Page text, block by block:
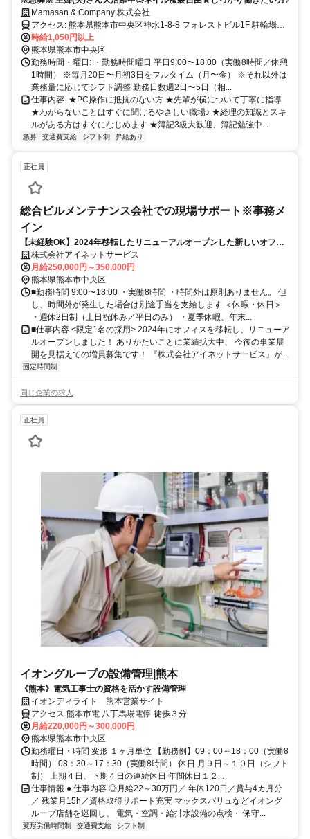
Mamasan & Company 株式会社
アクセス: 熊本県熊本市中央区神水1-8-8 フォレストビル1F 駐輪場あ
り バス停留所「県庁前」または「北窪」より徒歩3分 市電｢八丁馬場
駅｣より徒歩5分 ｢商業高校前駅｣より徒歩10分 給与: ◆昇給あり ◆交
通費一部支給(1日往復300円まで) ◆研修あり 一人ひとりの頑張りに
応じて昇給もあります◎ 経験関係なく給与UP可能なので 「収入を増
やしたい」 なんて方はこの機会にぜひご応募ください！
時給1,050円以上
熊本県熊本市中央区
勤務時間・曜日: ・勤務時間曜日 平日9:00〜18:00（実働8時間／休憩
1時間） ※毎月20日〜月初3日をフルタイム（月〜金） ※それ以外は
業務量に応じてシフト調整 勤務日数週2日〜5日（相...
仕事内容: ★PC操作に抵抗のない方 ★先輩が横について丁寧に指導
★わからないことはすぐに聞けるやさしい職場♪ ★経理の知識とスキ
ルがある方はすぐになじめます ★簿記3級大歓迎、簿記勉強中...
急募 交通費支給 シフト制 昇給あり
正社員
総合ビルメンテナンス会社での現場サポート※事務メ
イン
【未経験OK】2024年移転したリニューアルオープンした新しいオフィ
スで働いてみませんか？
株式会社アイネットサービス
月給250,000円～350,000円
熊本県熊本市中央区
■勤務時間 9:00〜18:00 ・実働8時間 ・時間外は原則ありません。 但
し、時間外が発生した場合は別途手当を支給します ＜休暇・休日＞
・週休2日制（土日祝休み／平日のみ） ・夏季休暇、年末...
■仕事内容 <限定1名の採用> 2024年にオフィスを移転し、リニューア
ルオープンしました！ ありがたいことに業績拡大中、 今後の事業展
開を見据えての増員募集です！ 『株式会社アイネットサービス』が...
固定時間制
同じ企業の求人
正社員
イオングループの設備管理|熊本
《熊本》電気工事士の資格を活かす設備管理
イオンディライト 熊本営業サイト
アクセス 熊本市電 八丁馬場電停 徒歩３分
月給220,000円～300,000円
熊本県熊本市中央区
勤務曜日・時間 変形 １ヶ月単位 【勤務例】09：00～18：00（実働8
時間） 08：30～17：30（実働8時間） 休日 月９日～１０日（シフト
制） 上期４日、下期４日の連続休日 年間休日１２...
仕事情報 ● 仕事内容 ◎月給22～30万円／ 年休120日／賞与4カ月分
／ 残業月15h／資格取得サポート充実 マックスバリュなどイオング
ループ店舗を巡回し、 電気・空調・給排水設備の点検・ 保守...
変形労働時間制 交通費支給 シフト制